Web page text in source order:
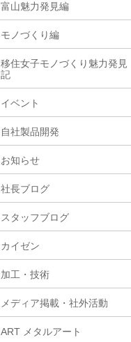
富山魅力発見編
モノづくり編
移住女子モノづくり魅力発見
記
イベント
自社製品開発
お知らせ
社長ブログ
スタッフブログ
カイゼン
加工・技術
メディア掲載・社外活動
ART メタルアート